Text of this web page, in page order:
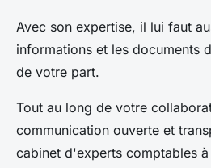
Avec son expertise, il lui faut
informations et les documents
de votre part.
Tout au long de votre
communication ouverte et
cabinet d'experts comptables